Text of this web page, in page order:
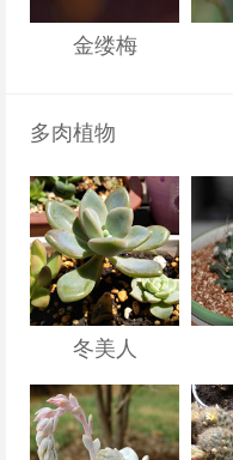
金缕梅
多肉植物
冬美人